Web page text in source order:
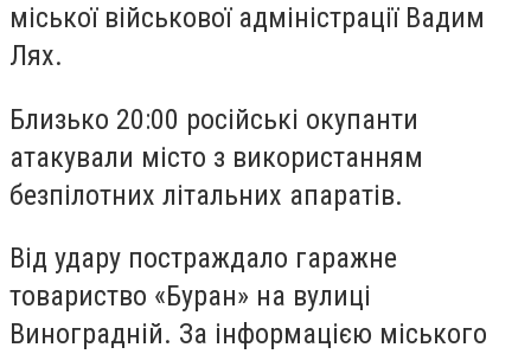
міської військової адміністрації Вадим
Лях.
Близько 20:00 російські окупанти
атакували місто з використанням
безпілотних літальних апаратів.
Від удару постраждало гаражне
товариство «Буран» на вулиці
Виноградній. За інформацією міського